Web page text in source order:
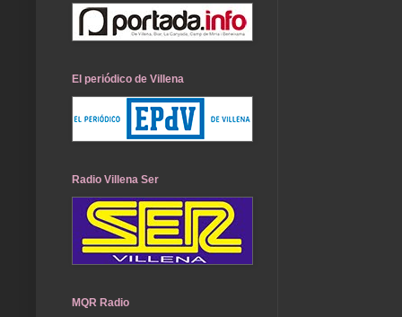
El periódico de Villena
Radio Villena Ser
MQR Radio